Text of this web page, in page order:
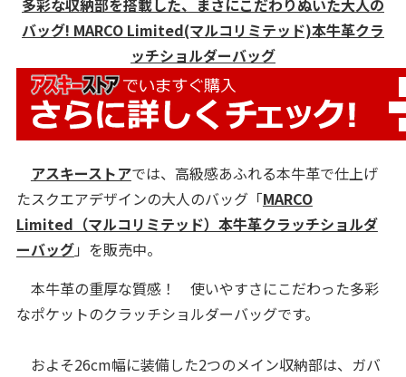
バッグ! MARCO Limited(マルコリミテッド)本牛革クラ
ッチショルダーバッグ
アスキーストアでは、高級感あふれる本牛革で仕上げ
たスクエアデザインの大人のバッグ「MARCO
Limited（マルコリミテッド）本牛革クラッチショルダ
ーバッグ」を販売中。
本牛革の重厚な質感！ 使いやすさにこだわった多彩
なポケットのクラッチショルダーバッグです。
およそ26cm幅に装備した2つのメイン収納部は、ガバ